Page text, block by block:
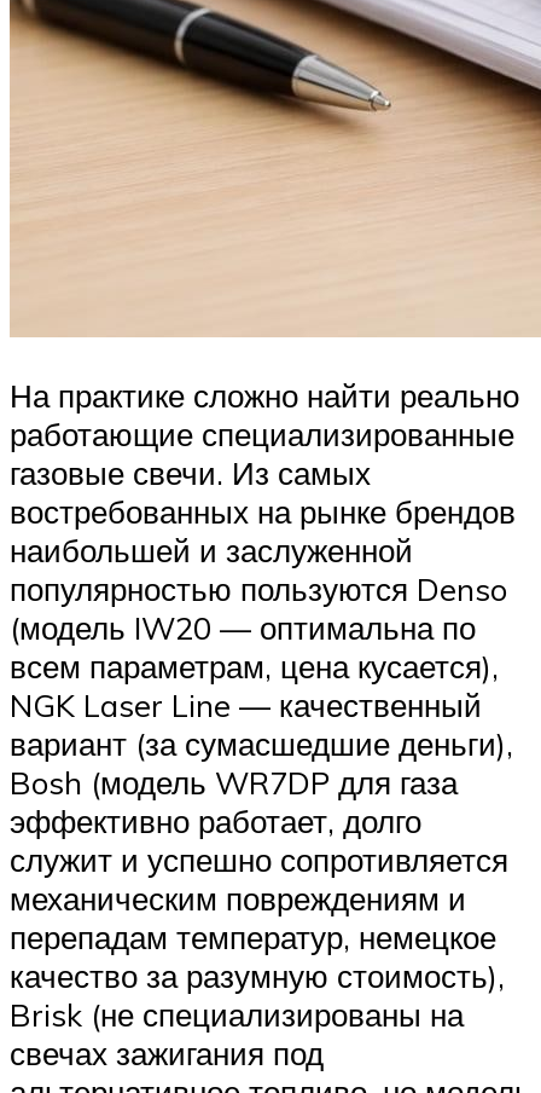
На практике сложно найти реально
работающие специализированные
газовые свечи. Из самых
востребованных на рынке брендов
наибольшей и заслуженной
популярностью пользуются Denso
(модель IW20 — оптимальна по
всем параметрам, цена кусается),
NGK Laser Line — качественный
вариант (за сумасшедшие деньги),
Bosh (модель WR7DP для газа
эффективно работает, долго
служит и успешно сопротивляется
механическим повреждениям и
перепадам температур, немецкое
качество за разумную стоимость),
Brisk (не специализированы на
свечах зажигания под